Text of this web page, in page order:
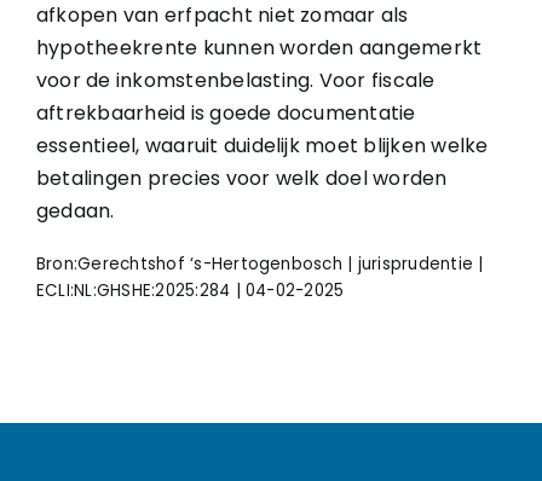
afkopen van erfpacht niet zomaar als
hypotheekrente kunnen worden aangemerkt
voor de inkomstenbelasting. Voor fiscale
aftrekbaarheid is goede documentatie
essentieel, waaruit duidelijk moet blijken welke
betalingen precies voor welk doel worden
gedaan.
Bron:Gerechtshof ‘s-Hertogenbosch | jurisprudentie |
ECLI:NL:GHSHE:2025:284 | 04-02-2025